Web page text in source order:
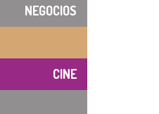
NEGOCIOS
CINE